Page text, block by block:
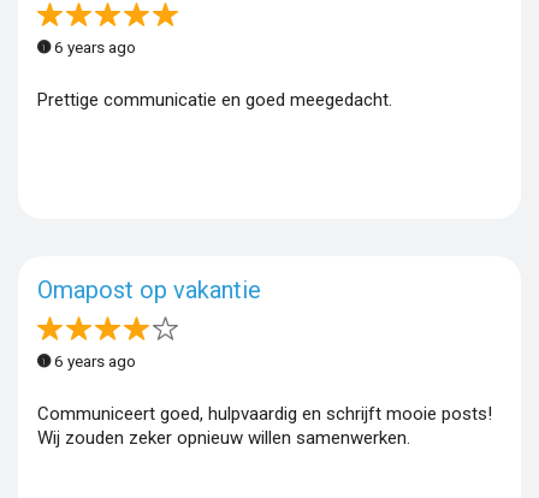
6 years ago
Prettige communicatie en goed meegedacht.
Omapost op vakantie
6 years ago
Communiceert goed, hulpvaardig en schrijft mooie posts!
Wij zouden zeker opnieuw willen samenwerken.